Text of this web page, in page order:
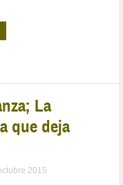
La
que deja
2015